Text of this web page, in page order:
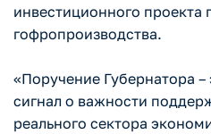
инвестиционного проекта
гофропроизводства.
«Поручение Губернатора –
сигнал о важности
реального сектора